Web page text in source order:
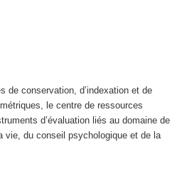
de conservation, d’indexation et de
le centre de ressources
d’évaluation liés au domaine de
vie, du conseil psychologique et de la